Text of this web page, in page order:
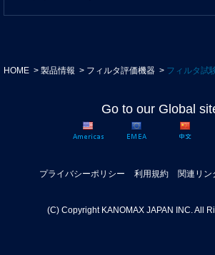
HOME 製品情報 フィルタ評価機器 フィルタ試
Go to our Global
プライバシーポリシー 利用規約 関連リン
(C) Copyright KANOMAX JAPAN INC. All